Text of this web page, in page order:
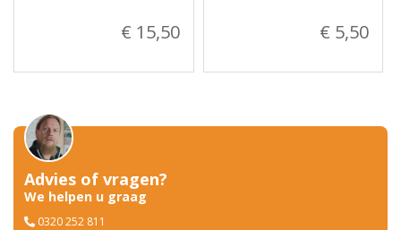
€ 15,50 € 5,50
Advies of vragen?
We helpen u graag
0320 252 811